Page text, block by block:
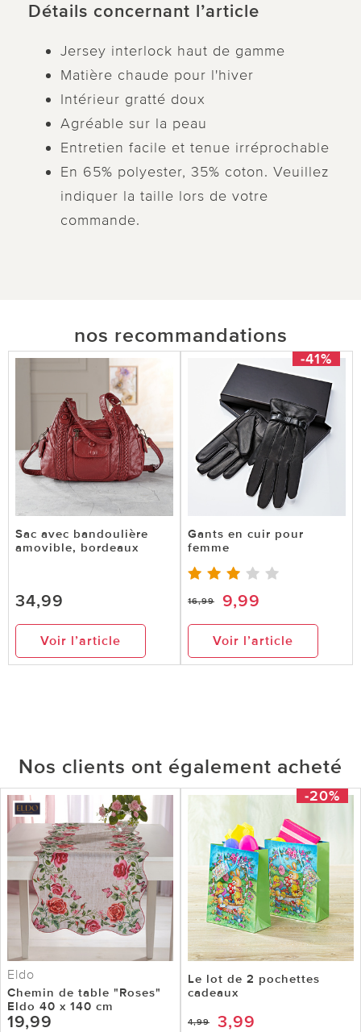
Détails concernant l’article
Jersey interlock haut de gamme
Matière chaude pour l'hiver
Intérieur gratté doux
Agréable sur la peau
Entretien facile et tenue irréprochable
En 65% polyester, 35% coton. Veuillez
indiquer la taille lors de votre
commande.
nos recommandations
Sac avec bandoulière
amovible, bordeaux
34,99
Voir l’article
-41%
Gants en cuir pour
femme
16,99 9,99
Voir l’article
Nos clients ont également acheté
Eldo
Chemin de table "Roses"
Eldo 40 x 140 cm
19,99
-20%
Le lot de 2 pochettes
cadeaux
4,99 3,99